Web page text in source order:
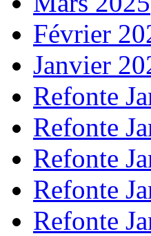
Février
Janvier
Refonte
Refonte
Refonte
Refonte
Refonte